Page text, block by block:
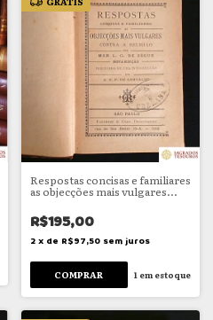
Respostas concisas e familiares
as objecções mais vulgares
contra a religião
R$195,00
2 x de R$97,50 sem juros
1 em estoque